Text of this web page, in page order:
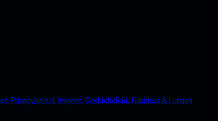
Privacybeleid. Imprint.Cookiebeleid. Business & Human